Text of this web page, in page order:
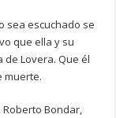
sea escuchado se
que ella y su
Lovera. Que él
muerte.
Bondar,